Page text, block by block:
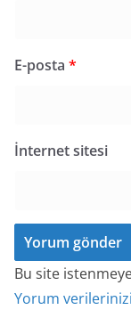
E-posta *
İnternet sitesi
Bu site
Yorum